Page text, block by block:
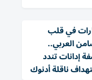
في قلب
العربي..
إدانات تندد
ناقلة أدنوك